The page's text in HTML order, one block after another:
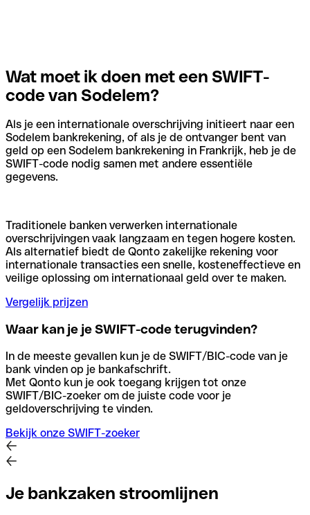
Wat moet ik doen met een SWIFT-
code van Sodelem?
Als je een internationale overschrijving initieert naar een
Sodelem bankrekening, of als je de ontvanger bent van
geld op een Sodelem bankrekening in Frankrijk, heb je de
SWIFT-code nodig samen met andere essentiële
gegevens.
Traditionele banken verwerken internationale
overschrijvingen vaak langzaam en tegen hogere kosten.
Als alternatief biedt de Qonto zakelijke rekening voor
internationale transacties een snelle, kosteneffectieve en
veilige oplossing om internationaal geld over te maken.
Vergelijk prijzen
Waar kan je je SWIFT-code terugvinden?
In de meeste gevallen kun je de SWIFT/BIC-code van je
bank vinden op je bankafschrift.
Met Qonto kun je ook toegang krijgen tot onze
SWIFT/BIC-zoeker om de juiste code voor je
geldoverschrijving te vinden.
Bekijk onze SWIFT-zoeker
Je bankzaken stroomlijnen